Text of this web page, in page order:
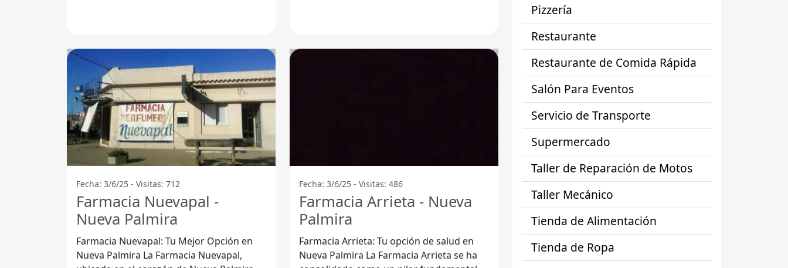
Fecha: 3/6/25 - Visitas: 712
Farmacia Nuevapal -
Nueva Palmira
Farmacia Nuevapal: Tu Mejor Opción en
Nueva Palmira La Farmacia Nuevapal,
Fecha: 3/6/25 - Visitas: 486
Farmacia Arrieta - Nueva
Palmira
Farmacia Arrieta: Tu opción de salud en
Nueva Palmira La Farmacia Arrieta se ha
Pizzería
Restaurante
Restaurante de Comida Rápida
Salón Para Eventos
Servicio de Transporte
Supermercado
Taller de Reparación de Motos
Taller Mecánico
Tienda de Alimentación
Tienda de Ropa